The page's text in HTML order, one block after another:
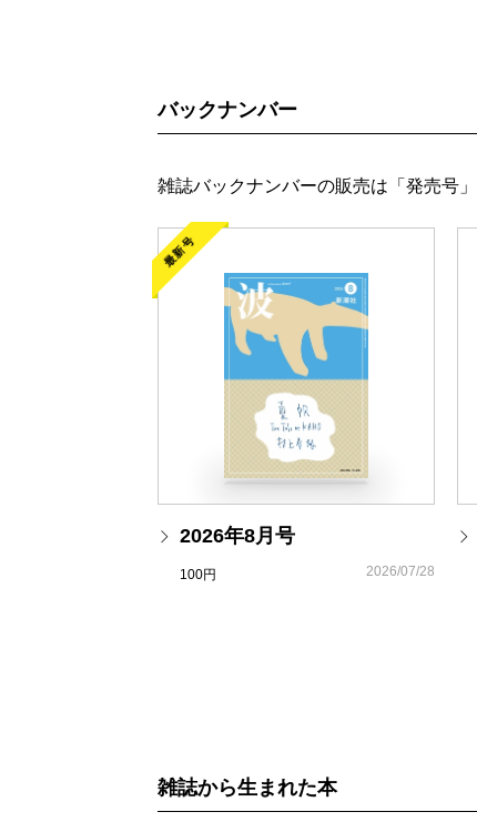
バックナンバー
雑誌バックナンバーの販売は「発売号
最新号
2026年8月号
100円 2026/07/28
雑誌から生まれた本